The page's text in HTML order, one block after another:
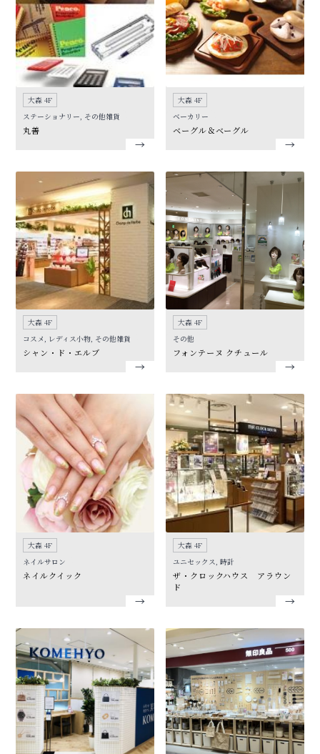
大森 4F
ステーショナリー, その他雑貨
丸善
大森 4F
ベーカリー
ベーグル＆ベーグル
大森 4F
コスメ, レディス小物, その他雑貨
シャン・ド・エルブ
大森 4F
その他
フォンテーヌ クチュール
大森 4F
ネイルサロン
ネイルクイック
大森 4F
ユニセックス, 時計
ザ・クロックハウス アラウン
ド